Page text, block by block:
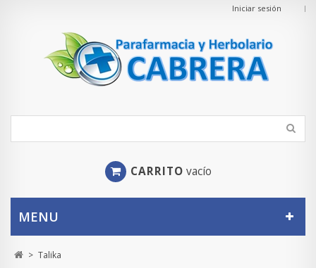
Iniciar sesión
CARRITO vacío
MENU
> Talika